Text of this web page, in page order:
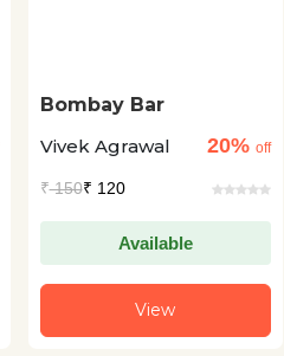
Bombay Bar
Vivek Agrawal
20% off
₹150₹ 120
Available
View